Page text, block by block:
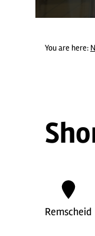
You are here:
Remscheid